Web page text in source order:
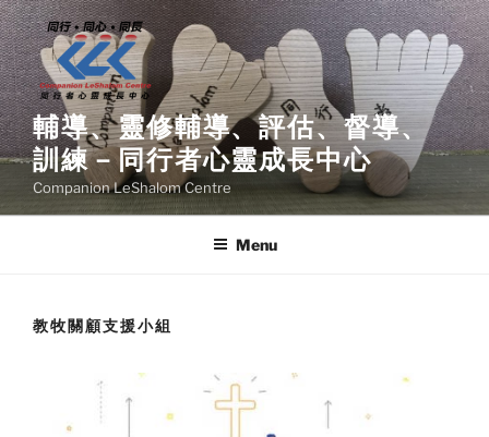
Skip
to
content
輔導、靈修輔導、評估、督導、
訓練－同行者心靈成長中心
Companion LeShalom Centre
Menu
教牧關顧支援小組